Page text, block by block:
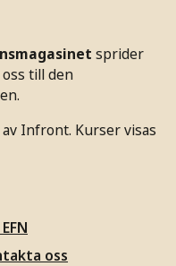
sprider
till den
Infront. Kurser visas
oss